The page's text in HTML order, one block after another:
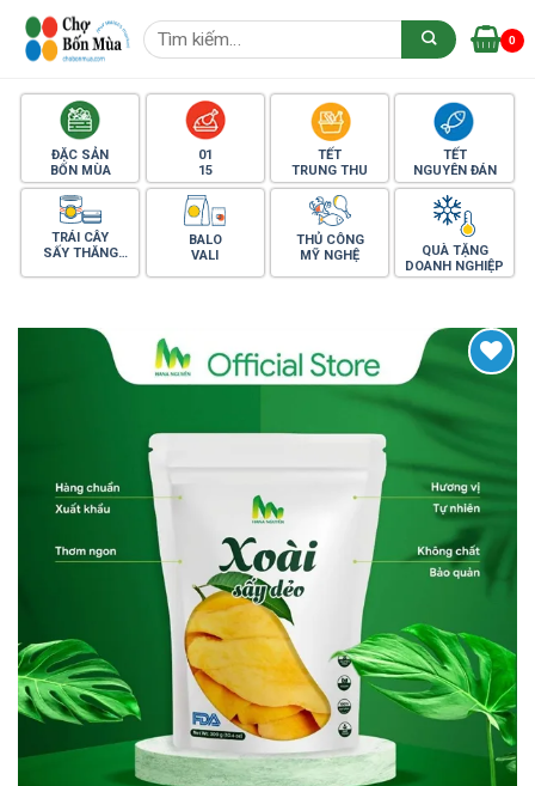
Skip
Tìm
kiếm:
0
ĐẶC SẢN
BỐN MÙA
01
15
TẾT
TRUNG THU
TẾT
NGUYÊN ĐÁN
TRÁI CÂY
SẤY THĂNG
BALO
VALI
THỦ CÔNG
MỸ NGHỆ
QUÀ TẶNG
DOANH NGHIỆP